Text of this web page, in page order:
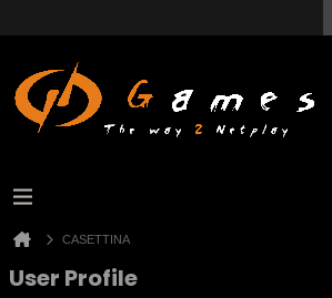
CASETTINA
User Profile